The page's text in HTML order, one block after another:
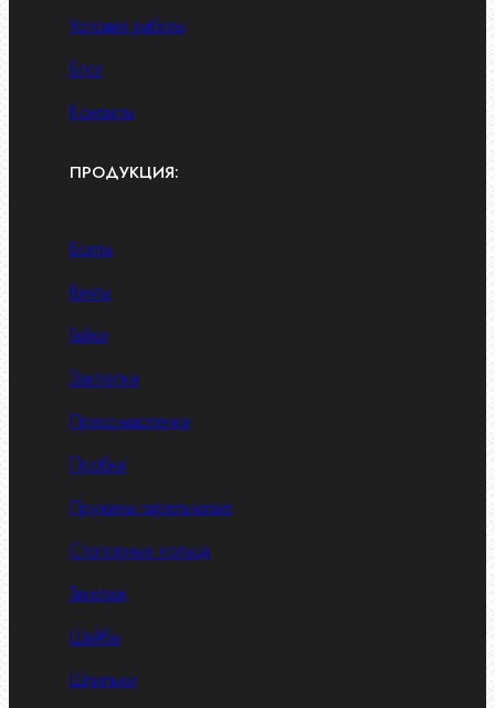
Условия работы
Блог
Контакты
ПРОДУКЦИЯ:
Болты
Винты
Гайки
Заклепки
Пресс-масленки
Пробки
Пружины тарельчатые
Стопорные кольца
Такелаж
Шайбы
Шпильки